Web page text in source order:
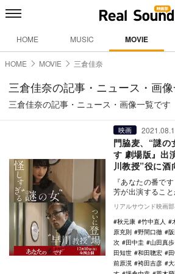
HOME MUSIC MOVIE
HOME MOVIE 三倉佳奈
三倉佳奈の記事・ニュース・画
三倉佳奈の記事・ニュース・画像一覧です
映画
門脇麦、“謎の
す 劇場版』出
川教授”役に酒
『あなたの番で
芳が出演するこ
ら…
リアルサウンド映画部
秋元康
竹中直人
原充則
野間口徹
次
田中圭 山田真歩
田知世
和田聰宏
前原滉
袴田吉彦